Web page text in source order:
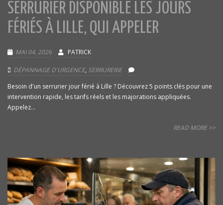
SERRURIER DISPONIBLE LES JOURS
FÉRIÉS À LILLE, QUI APPELER
MAI 04, 2026 PATRICK
DÉPANNAGE D'URGENCE, SERRURERIE
Besoin d'un serrurier jour férié à Lille ? Découvrez 5 points clés pour une
intervention rapide, les tarifs réels et les majorations appliquées.
Appelez...
READ MORE >>